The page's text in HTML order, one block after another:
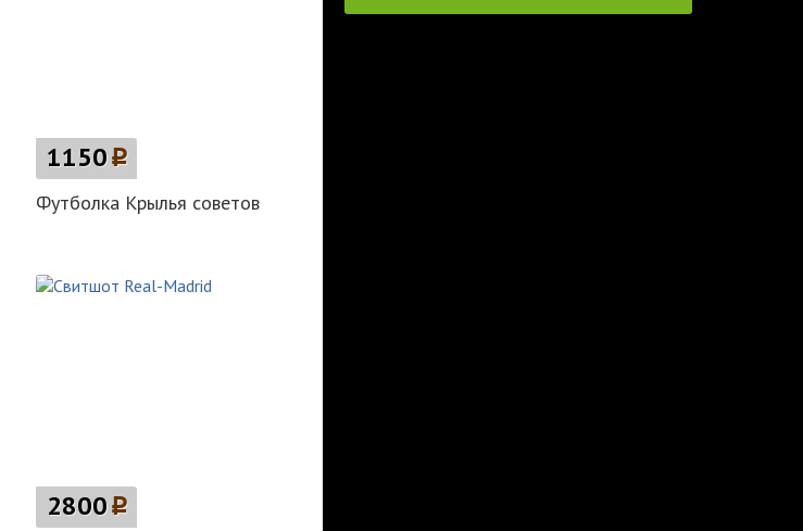
1150p
Футболка Крылья советов
2800p